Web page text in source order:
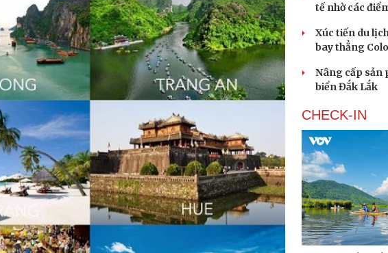
tế nhờ các
Xúc tiến du
bay thẳng
Nâng cấp sản
biển Đắk Lắk
CHECK-IN